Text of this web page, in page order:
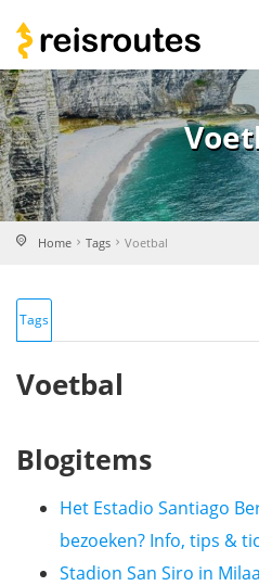
Home Tags Voetbal
Tags
Voetbal
Blogitems
Het Estadio Santiago
bezoeken? Info, tips &
Stadion San Siro in